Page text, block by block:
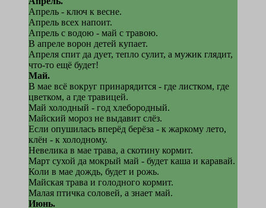
Апрель - ключ к весне.
Апрель всех напоит.
Апрель с водою - май с травою.
В апреле ворон детей купает.
Апреля спит да дует, тепло сулит, а мужик глядит,
что-то ещё будет!
Май.
В мае всё вокруг принарядится - где листком, где
цветком, а где травицей.
Май холодный - год хлебородный.
Майский мороз не выдавит слёз.
Если опушилась вперёд берёза - к жаркому лето,
клён - к холодному.
Невелика в мае трава, а скотину кормит.
Март сухой да мокрый май - будет каша и каравай.
Коли в мае дождь, будет и рожь.
Майская трава и голодного кормит.
Малая птичка соловей, а знает май.
Июнь.